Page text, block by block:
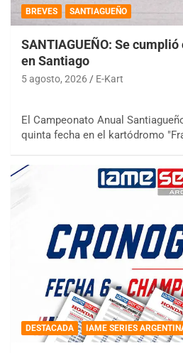
BREVES SANTIAGUEÑO
SANTIAGUEÑO: Se
en Santiago
5 agosto, 2026 E-Kart
El Campeonato Anual
quinta fecha en el kartódromo
DESTACADA IAME SERIES